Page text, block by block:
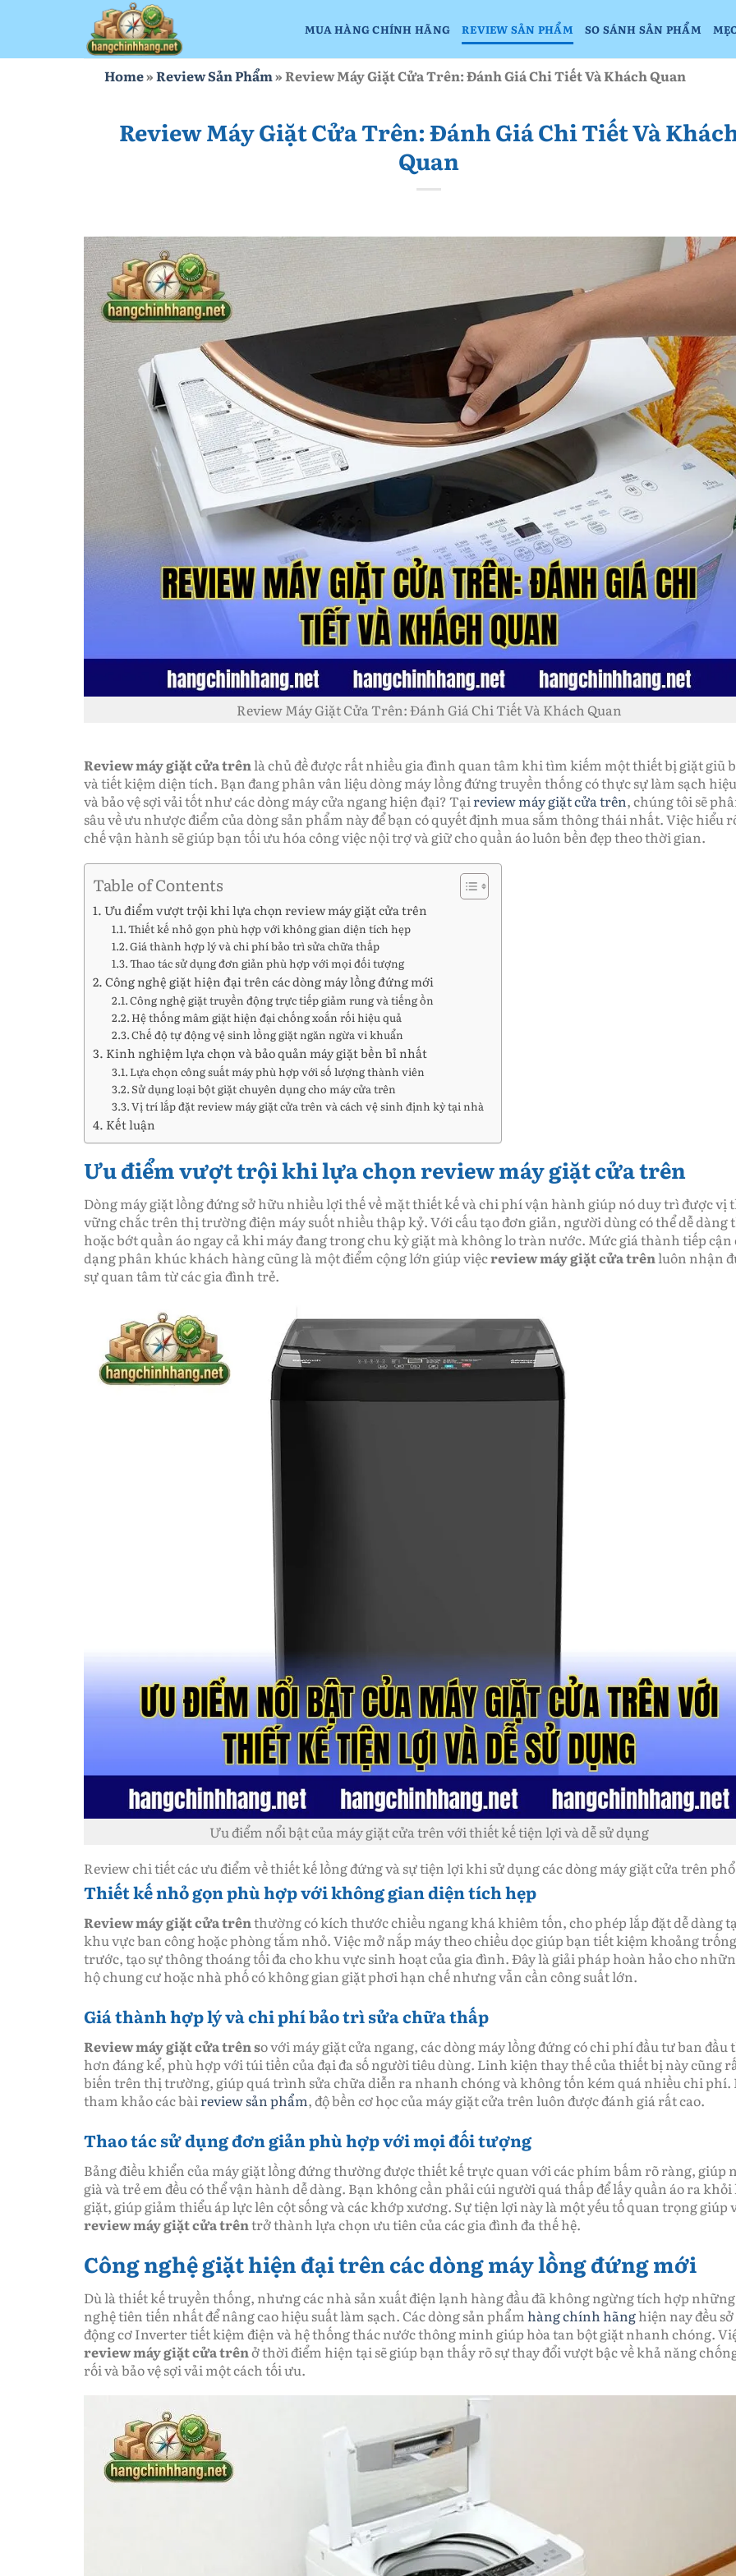
MUA HÀNG CHÍNH HÃNG REVIEW SẢN PHẨM SO SÁNH SẢN PHẨM
Home»Review Sản Phẩm»Review Máy Giặt Cửa Trên: Đánh Giá Chi Tiết Và Khách Quan
Review Máy Giặt Cửa Trên: Đánh Giá Chi Tiết Và
Quan
Review Máy Giặt Cửa Trên: Đánh Giá Chi Tiết Và Khách Quan
Review máy giặt cửa trênlà chủ đề được rất nhiều gia đình quan tâm khi tìm kiếm một thiết bị giặt giũ
và tiết kiệm diện tích. Bạn đang phân vân liệu dòng máy lồng đứng truyền thống có thực sự làm sạch
và bảo vệ sợi vải tốt như các dòng máy cửa ngang hiện đại? Tạireview máy giặt cửa trên, chúng tôi sẽ
sâu về ưu nhược điểm của dòng sản phẩm này để bạn có quyết định mua sắm thông thái nhất. Việc hiểu
chế vận hành sẽ giúp bạn tối ưu hóa công việc nội trợ và giữ cho quần áo luôn bền đẹp theo thời gian.
Table of Contents
Ưu điểm vượt trội khi lựa chọn review máy giặt cửa trên
Thiết kế nhỏ gọn phù hợp với không gian diện tích hẹp
Giá thành hợp lý và chi phí bảo trì sửa chữa thấp
Thao tác sử dụng đơn giản phù hợp với mọi đối tượng
Công nghệ giặt hiện đại trên các dòng máy lồng đứng mới
Công nghệ giặt truyền động trực tiếp giảm rung và tiếng ồn
Hệ thống mâm giặt hiện đại chống xoắn rối hiệu quả
Chế độ tự động vệ sinh lồng giặt ngăn ngừa vi khuẩn
Kinh nghiệm lựa chọn và bảo quản máy giặt bền bỉ nhất
Lựa chọn công suất máy phù hợp với số lượng thành viên
Sử dụng loại bột giặt chuyên dụng cho máy cửa trên
Vị trí lắp đặt review máy giặt cửa trên và cách vệ sinh định kỳ tại nhà
Kết luận
Ưu điểm vượt trội khi lựa chọn review máy giặt cửa trên
Dòng máy giặt lồng đứng sở hữu nhiều lợi thế về mặt thiết kế và chi phí vận hành giúp nó duy trì được vị
vững chắc trên thị trường điện máy suốt nhiều thập kỷ. Với cấu tạo đơn giản, người dùng có thể dễ dàng
hoặc bớt quần áo ngay cả khi máy đang trong chu kỳ giặt mà không lo tràn nước. Mức giá thành tiếp cận
dạng phân khúc khách hàng cũng là một điểm cộng lớn giúp việcreview máy giặt cửa trênluôn nhận
sự quan tâm từ các gia đình trẻ.
Ưu điểm nổi bật của máy giặt cửa trên với thiết kế tiện lợi và dễ sử dụng
Review chi tiết các ưu điểm về thiết kế lồng đứng và sự tiện lợi khi sử dụng các dòng máy giặt cửa trên
Thiết kế nhỏ gọn phù hợp với không gian diện tích hẹp
Review máy giặt cửa trênthường có kích thước chiều ngang khá khiêm tốn, cho phép lắp đặt dễ dàng
khu vực ban công hoặc phòng tắm nhỏ. Việc mở nắp máy theo chiều dọc giúp bạn tiết kiệm khoảng
trước, tạo sự thông thoáng tối đa cho khu vực sinh hoạt của gia đình. Đây là giải pháp hoàn hảo cho
hộ chung cư hoặc nhà phố có không gian giặt phơi hạn chế nhưng vẫn cần công suất lớn.
Giá thành hợp lý và chi phí bảo trì sửa chữa thấp
Review máy giặt cửa trên so với máy giặt cửa ngang, các dòng máy lồng đứng có chi phí đầu tư ban đầu
hơn đáng kể, phù hợp với túi tiền của đại đa số người tiêu dùng. Linh kiện thay thế của thiết bị này cũng
biến trên thị trường, giúp quá trình sửa chữa diễn ra nhanh chóng và không tốn kém quá nhiều chi phí.
tham khảo các bàireview sản phẩm, độ bền cơ học của máy giặt cửa trên luôn được đánh giá rất cao.
Thao tác sử dụng đơn giản phù hợp với mọi đối tượng
Bảng điều khiển của máy giặt lồng đứng thường được thiết kế trực quan với các phím bấm rõ ràng, giúp
già và trẻ em đều có thể vận hành dễ dàng. Bạn không cần phải cúi người quá thấp để lấy quần áo ra
giặt, giúp giảm thiểu áp lực lên cột sống và các khớp xương. Sự tiện lợi này là một yếu tố quan trọng giúp
review máy giặt cửa trêntrở thành lựa chọn ưu tiên của các gia đình đa thế hệ.
Công nghệ giặt hiện đại trên các dòng máy lồng đứng mới
Dù là thiết kế truyền thống, nhưng các nhà sản xuất điện lạnh hàng đầu đã không ngừng tích hợp
nghệ tiên tiến nhất để nâng cao hiệu suất làm sạch. Các dòng sản phẩm hàng chính hãnghiện nay đều
động cơ Inverter tiết kiệm điện và hệ thống thác nước thông minh giúp hòa tan bột giặt nhanh chóng.
review máy giặt cửa trênở thời điểm hiện tại sẽ giúp bạn thấy rõ sự thay đổi vượt bậc về khả năng
rối và bảo vệ sợi vải một cách tối ưu.